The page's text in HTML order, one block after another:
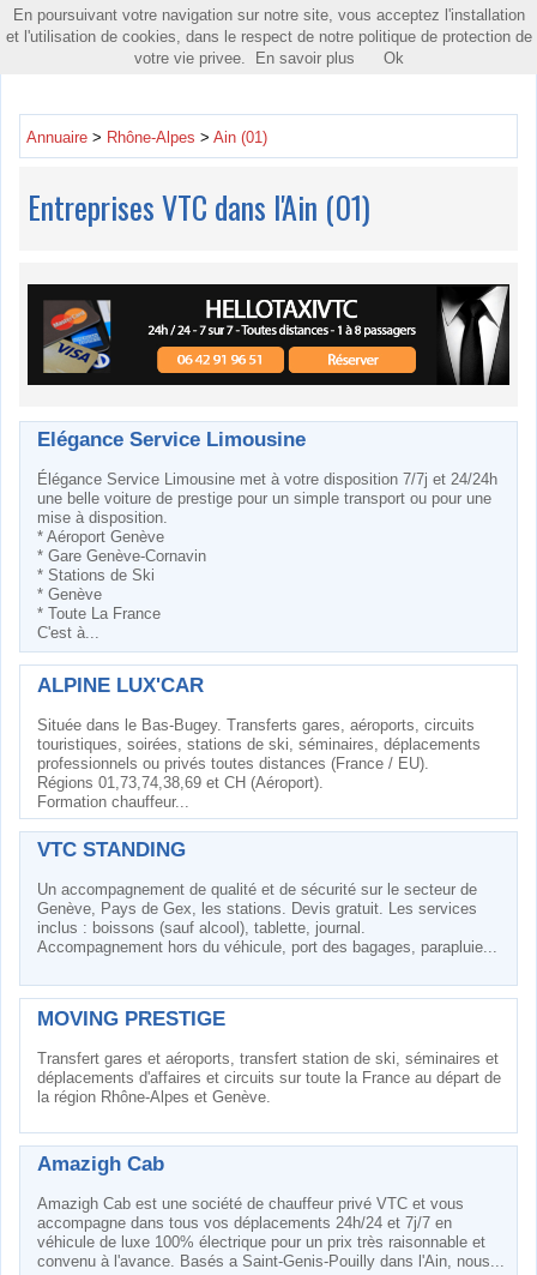
Toggle
Annuaire > Rhône-Alpes > Ain (01)
Entreprises VTC dans l'Ain (01)
Elégance Service Limousine
Élégance Service Limousine met à votre disposition 7/7j et 24/24h
une belle voiture de prestige pour un simple transport ou pour une
mise à disposition.
* Aéroport Genève
* Gare Genève-Cornavin
* Stations de Ski
* Genève
* Toute La France
C'est à...
ALPINE LUX'CAR
Située dans le Bas-Bugey. Transferts gares, aéroports, circuits
touristiques, soirées, stations de ski, séminaires, déplacements
professionnels ou privés toutes distances (France / EU).
Régions 01,73,74,38,69 et CH (Aéroport).
Formation chauffeur...
VTC STANDING
Un accompagnement de qualité et de sécurité sur le secteur de
Genève, Pays de Gex, les stations. Devis gratuit. Les services
inclus : boissons (sauf alcool), tablette, journal.
Accompagnement hors du véhicule, port des bagages, parapluie...
MOVING PRESTIGE
Transfert gares et aéroports, transfert station de ski, séminaires et
déplacements d'affaires et circuits sur toute la France au départ de
la région Rhône-Alpes et Genève.
Amazigh Cab
Amazigh Cab est une société de chauffeur privé VTC et vous
accompagne dans tous vos déplacements 24h/24 et 7j/7 en
véhicule de luxe 100% électrique pour un prix très raisonnable et
convenu à l'avance. Basés a Saint-Genis-Pouilly dans l'Ain, nous...
En poursuivant votre navigation sur notre site, vous acceptez l'installation
et l'utilisation de cookies, dans le respect de notre politique de protection de
votre vie privee.
En savoir plus Ok